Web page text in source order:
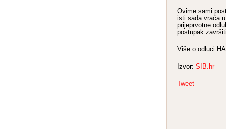
Ovime sami
isti sada vraća
prijeprvotne
postupak
Više o odluci
Izvor: SIB.hr
Tweet